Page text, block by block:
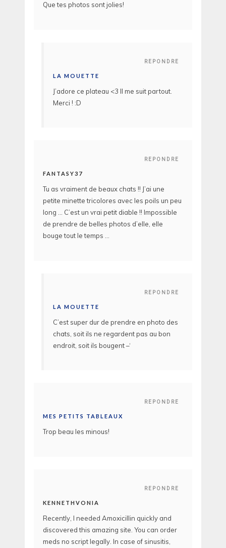
Que tes photos sont jolies!
REPONDRE
LA MOUETTE
J’adore ce plateau <3 Il me suit partout.
Merci ! :D
REPONDRE
FANTASY37
Tu as vraiment de beaux chats !! J’ai une
petite minette tricolores avec les poils un peu
long … C’est un vrai petit diable !! Impossible
de prendre de belles photos d’elle, elle
bouge tout le temps …
REPONDRE
LA MOUETTE
C’est super dur de prendre en photo des
chats, soit ils ne regardent pas au bon
endroit, soit ils bougent –‘
REPONDRE
MES PETITS TABLEAUX
Trop beau les minous!
REPONDRE
KENNETHVONIA
Recently, I needed Amoxicillin quickly and
discovered this amazing site. You can order
meds no script legally. In case of sinusitis,